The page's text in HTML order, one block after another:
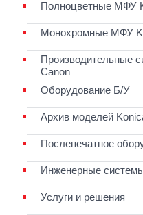
Полноцветные МФУ
Монохромные МФУ
Производительные
Canon
Оборудование Б/У
Архив моделей
Послепечатное
Инженерные
Услуги и решения